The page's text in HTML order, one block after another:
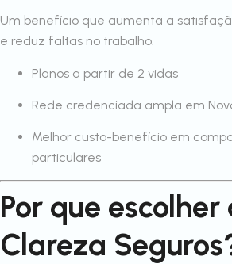
Um benefício que aumenta a
e reduz faltas no trabalho.
Planos a partir de 2 vidas
Rede credenciada ampla em
Melhor custo-benefício em
particulares
Por que escolher
Clareza